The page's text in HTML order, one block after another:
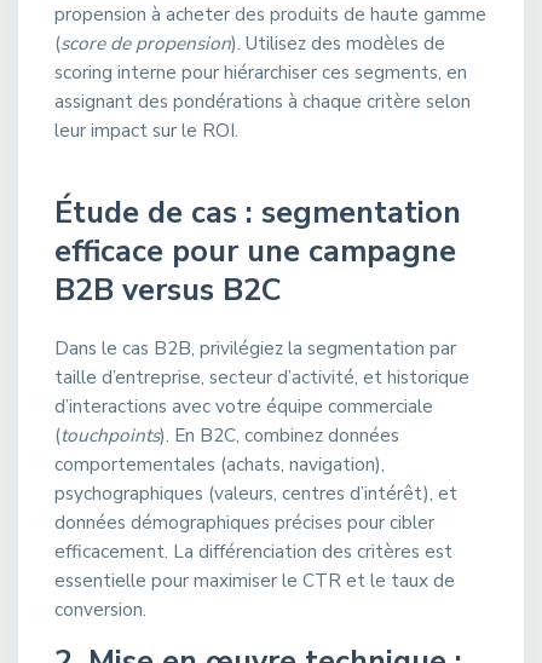
propension à acheter des produits de haute gamme
(score de propension). Utilisez des modèles de
scoring interne pour hiérarchiser ces segments, en
assignant des pondérations à chaque critère selon
leur impact sur le ROI.
Étude de cas : segmentation
efficace pour une campagne
B2B versus B2C
Dans le cas B2B, privilégiez la segmentation par
taille d’entreprise, secteur d’activité, et historique
d’interactions avec votre équipe commerciale
(touchpoints). En B2C, combinez données
comportementales (achats, navigation),
psychographiques (valeurs, centres d’intérêt), et
données démographiques précises pour cibler
efficacement. La différenciation des critères est
essentielle pour maximiser le CTR et le taux de
conversion.